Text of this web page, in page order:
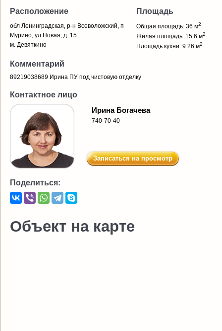
Расположение
обл Ленинградская, р-н Всеволожский, п
Мурино, ул Новая, д. 15
м. Девяткино
Площадь
Общая площадь: 36 м2
Жилая площадь: 15.6 м2
Площадь кухни: 9.26 м2
Комментарий
89219038689 Ирина ПУ под чистовую отделку
Контактное лицо
Ирина Богачева
740-70-40
Записаться на просмотр
Поделиться:
Объект на карте